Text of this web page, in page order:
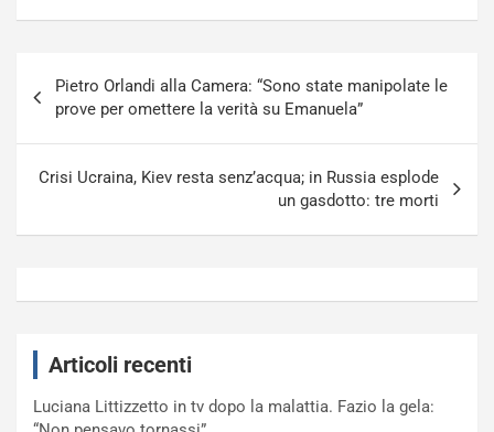
articoli
Pietro Orlandi alla Camera: “Sono state manipolate le
prove per omettere la verità su Emanuela”
Crisi Ucraina, Kiev resta senz’acqua; in Russia esplode
un gasdotto: tre morti
Articoli recenti
Luciana Littizzetto in tv dopo la malattia. Fazio la gela: